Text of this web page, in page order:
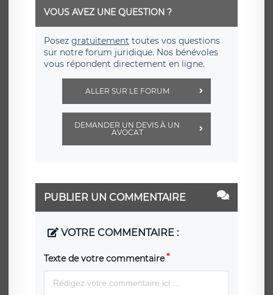
VOUS AVEZ UNE QUESTION ?
Posez gratuitement toutes vos questions
sur notre forum juridique. Nos bénévoles
vous répondent directement en ligne.
ALLER SUR LE FORUM
DEMANDER UN DEVIS À UN
AVOCAT
PUBLIER UN COMMENTAIRE
VOTRE COMMENTAIRE :
Texte de votre commentaire